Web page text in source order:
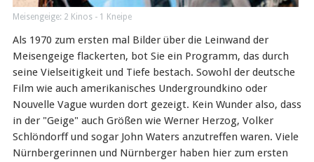
Meisengeige: 2 Kinos - 1 Kneipe
Als 1970 zum ersten mal Bilder über die Leinwand der
Meisengeige flackerten, bot Sie ein Programm, das durch
seine Vielseitigkeit und Tiefe bestach. Sowohl der deutsche
Film wie auch amerikanisches Undergroundkino oder
Nouvelle Vague wurden dort gezeigt. Kein Wunder also, dass
in der "Geige" auch Größen wie Werner Herzog, Volker
Schlöndorff und sogar John Waters anzutreffen waren. Viele
Nürnbergerinnen und Nürnberger haben hier zum ersten